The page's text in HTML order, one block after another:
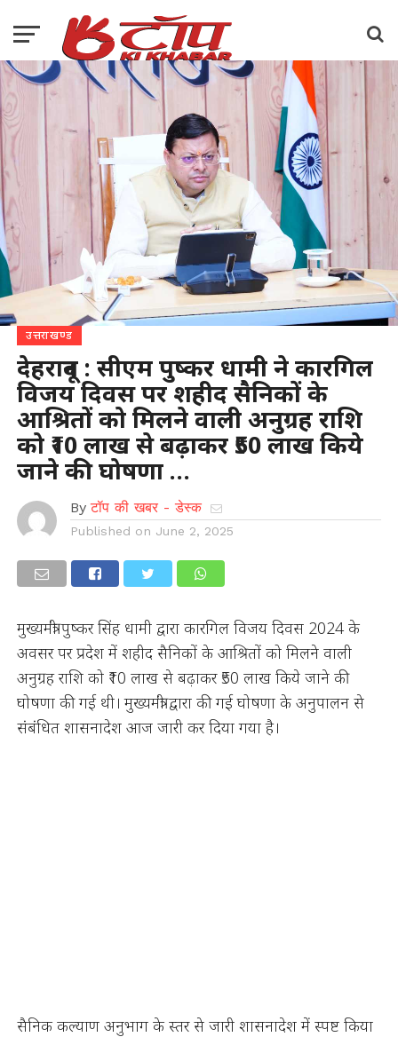
उत्तराखण्ड
देहरादून : सीएम पुष्कर धामी ने कारगिल
विजय दिवस पर शहीद सैनिकों के
आश्रितों को मिलने वाली अनुग्रह राशि
को ₹10 लाख से बढ़ाकर ₹50 लाख किये
जाने की घोषणा …
By टॉप की खबर - डेस्क
Published on June 2, 2025
मुख्यमंत्री पुष्कर सिंह धामी द्वारा कारगिल विजय दिवस 2024 के
अवसर पर प्रदेश में शहीद सैनिकों के आश्रितों को मिलने वाली
अनुग्रह राशि को ₹10 लाख से बढ़ाकर ₹50 लाख किये जाने की
घोषणा की गई थी। मुख्यमंत्री द्वारा की गई घोषणा के अनुपालन से
संबंधित शासनादेश आज जारी कर दिया गया है।
सैनिक कल्याण अनुभाग के स्तर से जारी शासनादेश में स्पष्ट किया